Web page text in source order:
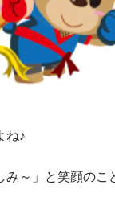
ね♪
み～」と笑顔のこ